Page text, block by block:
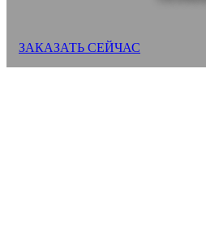
ЗАКАЗАТЬ СЕЙЧАС